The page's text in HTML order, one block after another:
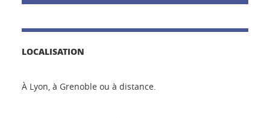
LOCALISATION
À Lyon, à Grenoble ou à distance.